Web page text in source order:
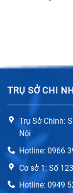
TRỤ SỞ CHI
Trụ Sở Chính:
Nội
Hotline: 0966
Cơ sở 1: Số
Hotline: 0949